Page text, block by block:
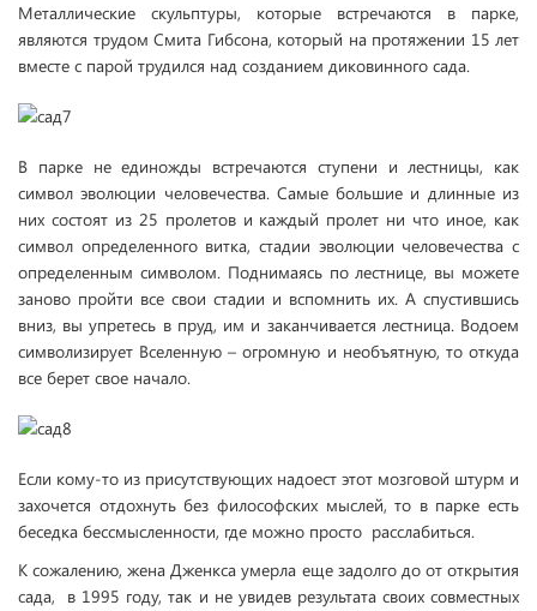
Металлические скульптуры, которые встречаются в парке,
являются трудом Смита Гибсона, который на протяжении 15 лет
вместе с парой трудился над созданием диковинного сада.
В парке не единожды встречаются ступени и лестницы, как
символ эволюции человечества. Самые большие и длинные из
них состоят из 25 пролетов и каждый пролет ни что иное, как
символ определенного витка, стадии эволюции человечества с
определенным символом. Поднимаясь по лестнице, вы можете
заново пройти все свои стадии и вспомнить их. А спустившись
вниз, вы упретесь в пруд, им и заканчивается лестница. Водоем
символизирует Вселенную – огромную и необъятную, то откуда
все берет свое начало.
Если кому-то из присутствующих надоест этот мозговой штурм и
захочется отдохнуть без философских мыслей, то в парке есть
беседка бессмысленности, где можно просто расслабиться.
К сожалению, жена Дженкса умерла еще задолго до от открытия
сада, в 1995 году, так и не увидев результата своих совместных